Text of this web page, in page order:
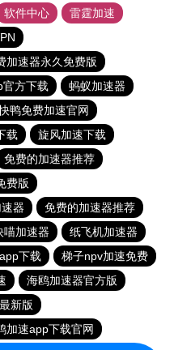
软件中心
雷霆加速
加速器永久免费版
官方下载
蚂蚁加速器
鸭免费加速官网
载
旋风加速下载
免费的加速器推荐
费版
器
免费的加速器推荐
喵加速器
纸飞机加速器
下载
梯子npv加速免费
海鸥加速器官方版
新版
加速app下载官网